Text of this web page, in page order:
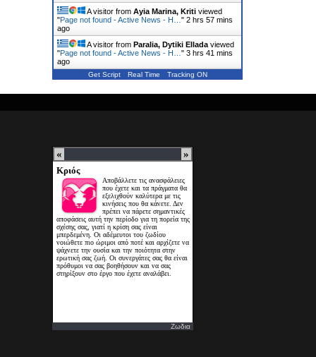
A visitor from Ayia Marina, Kriti viewed
"Page not found - Active News - Η… " 2 hrs 57 mins
ago
A visitor from Paralia, Dytiki Ellada viewed
"Page not found - Active News - Η… " 3 hrs 41 mins
ago
Get Script Real Time Tracking ON
Ζωδια